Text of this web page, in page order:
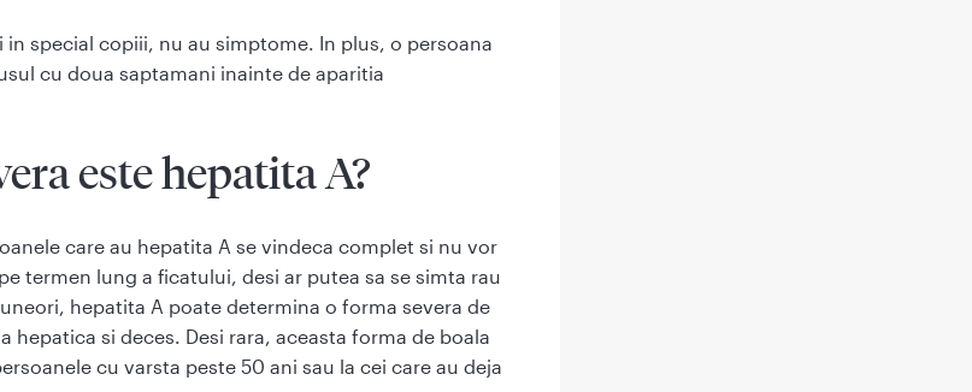
in special copiii, nu au simptome. In plus, o persoana
cu doua saptamani inainte de aparitia
este hepatita A?
care au hepatita A se vindeca complet si nu vor
termen lung a ficatului, desi ar putea sa se simta rau
hepatita A poate determina o forma severa de
hepatica si deces. Desi rara, aceasta forma de boala
cu varsta peste 50 ani sau la cei care au deja